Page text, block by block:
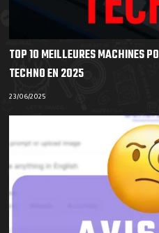
TOP 10 MEILLEURES MACHINES
TECHNO EN 2025
23/06/2025